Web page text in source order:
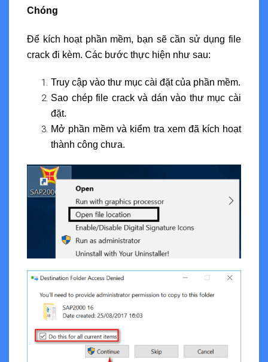
Chóng
Để kích hoạt phần mềm, bạn sẽ cần sử dụng file
crack đi kèm. Các bước thực hiện như sau:
Truy cập vào thư mục cài đặt của phần mềm.
Sao chép file crack và dán vào thư mục cài
đặt.
Mở phần mềm và kiểm tra xem đã kích hoạt
thành công chưa.